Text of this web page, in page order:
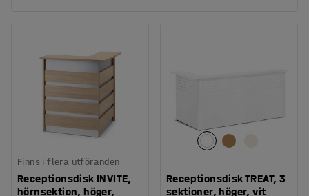
Finns i flera utföranden
Receptionsdisk INVITE,
hörnsektion, höger,
Receptionsdisk TREAT, 3
sektioner, höger, vit